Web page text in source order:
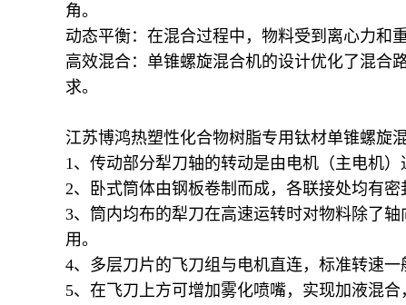
角。
动态平衡：在混合过程中，物料受到离心力和
高效混合：单锥螺旋混合机的设计优化了混合
求。
江苏博鸿热塑性化合物树脂专用钛材单锥螺旋
1、传动部分犁刀轴的转动是由电机（主电机
2、卧式筒体由钢板卷制而成，各联接处均有
3、筒内均布的犁刀在高速运转时对物料除了
用。
4、多层刀片的飞刀组与电机直连，标准转速
5、在飞刀上方可增加雾化喷嘴，实现加液混